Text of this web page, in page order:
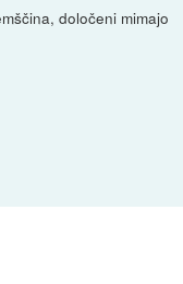
določeni mimajo